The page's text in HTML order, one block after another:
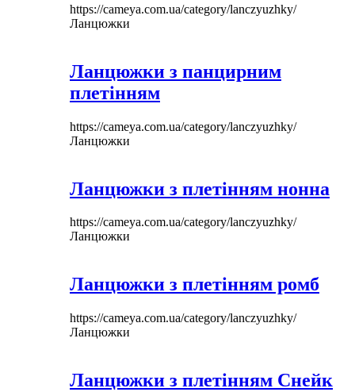
https://cameya.com.ua/category/lanczyuzhky/
Ланцюжки
Ланцюжки з панцирним
плетінням
https://cameya.com.ua/category/lanczyuzhky/
Ланцюжки
Ланцюжки з плетінням нонна
https://cameya.com.ua/category/lanczyuzhky/
Ланцюжки
Ланцюжки з плетінням ромб
https://cameya.com.ua/category/lanczyuzhky/
Ланцюжки
Ланцюжки з плетінням Снейк